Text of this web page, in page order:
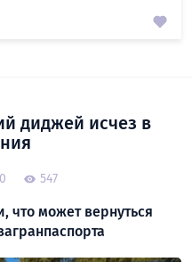
диджей исчез в
0 547
что может вернуться